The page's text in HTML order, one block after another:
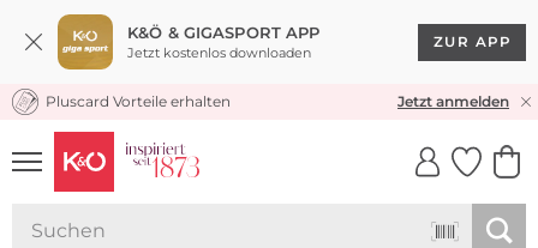
K&Ö & GIGASPORT APP
Jetzt kostenlos downloaden
ZUR APP
KOSTENLOSER VERSAND* & RÜCKVERSAND
Pluscard Vorteile erhalten Jetzt anmelden
UNSERE APP
CLICK &